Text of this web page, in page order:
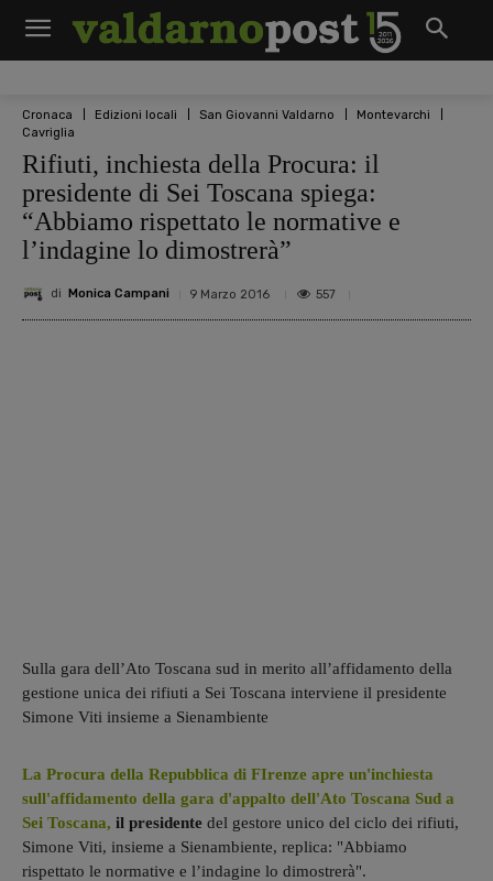
Cronaca Edizioni locali San Giovanni Valdarno
Montevarchi
Cavriglia
Rifiuti, inchiesta della Procura: il
presidente di Sei Toscana spiega:
“Abbiamo rispettato le normative e
l’indagine lo dimostrerà”
di Monica Campani 9 Marzo 2016 557
Sulla gara dell’Ato Toscana sud in merito all’affidamento della
gestione unica dei rifiuti a Sei Toscana interviene il presidente
Simone Viti insieme a Sienambiente
La Procura della Repubblica di FIrenze apre un'inchiesta
sull'affidamento della gara d'appalto dell'Ato Toscana Sud a
Sei Toscana, il presidente del gestore unico del ciclo dei rifiuti,
Simone Viti, insieme a Sienambiente, replica: "Abbiamo
rispettato le normative e l’indagine lo dimostrerà".